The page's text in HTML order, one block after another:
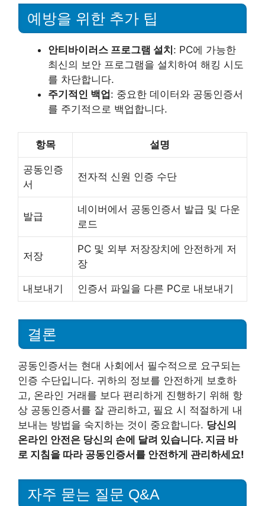
예방을 위한 추가 팁
안티바이러스 프로그램 설치 : PC에 가능한
최신의 보안 프로그램을 설치하여 해킹 시도
를 차단합니다.
주기적인 백업 : 중요한 데이터와 공동인증서
를 주기적으로 백업합니다.
항목 설명
공동인증
서
전자적 신원 인증 수단
발급
네이버에서 공동인증서 발급 및 다운
로드
저장
PC 및 외부 저장장치에 안전하게 저
장
내보내기 인증서 파일을 다른 PC로 내보내기
결론
공동인증서는 현대 사회에서 필수적으로 요구되는
인증 수단입니다. 귀하의 정보를 안전하게 보호하
고, 온라인 거래를 보다 편리하게 진행하기 위해 항
상 공동인증서를 잘 관리하고, 필요 시 적절하게 내
보내는 방법을 숙지하는 것이 중요합니다. 당신의
온라인 안전은 당신의 손에 달려 있습니다. 지금 바
로 지침을 따라 공동인증서를 안전하게 관리하세요!
자주 묻는 질문 Q&A